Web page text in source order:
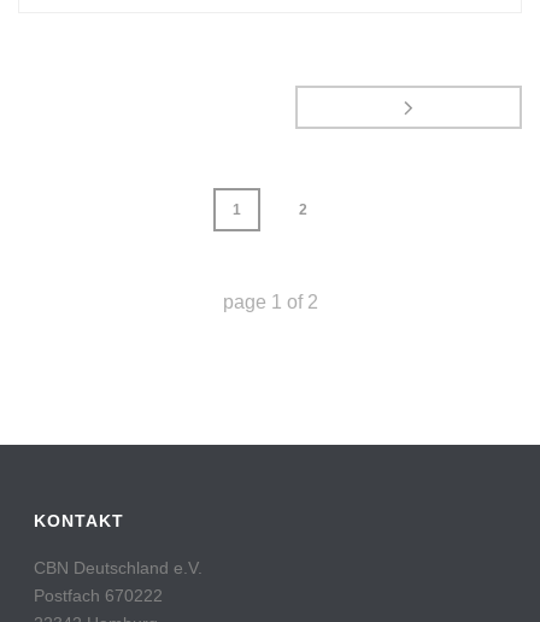
1 2
page 1 of 2
KONTAKT
CBN Deutschland e.V.
Postfach 670222